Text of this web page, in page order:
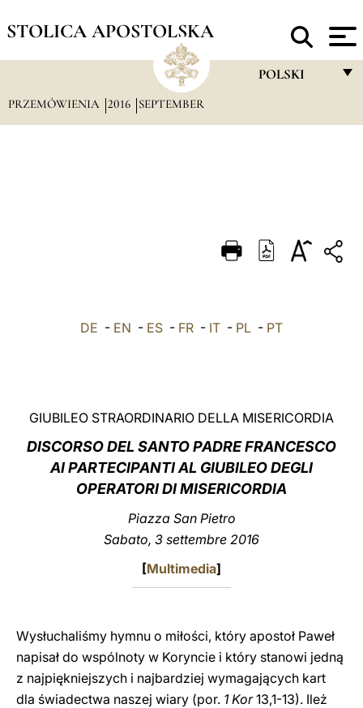
STOLICA APOSTOLSKA
POLSKI
DEUTSCH
العربيّة
PRZEMÓWIENIA 2016 SEPTEMBER
DE - EN - ES - FR - IT - PL - PT
GIUBILEO STRAORDINARIO DELLA MISERICORDIA
DISCORSO DEL SANTO PADRE FRANCESCO
AI PARTECIPANTI AL GIUBILEO DEGLI
OPERATORI DI MISERICORDIA
Piazza San Pietro
Sabato, 3 settembre 2016
[Multimedia]
Wysłuchaliśmy hymnu o miłości, który apostoł Paweł
napisał do wspólnoty w Koryncie i który stanowi jedną
z najpiękniejszych i najbardziej wymagających kart
dla świadectwa naszej wiary (por. 1 Kor13,1-13). Ileż